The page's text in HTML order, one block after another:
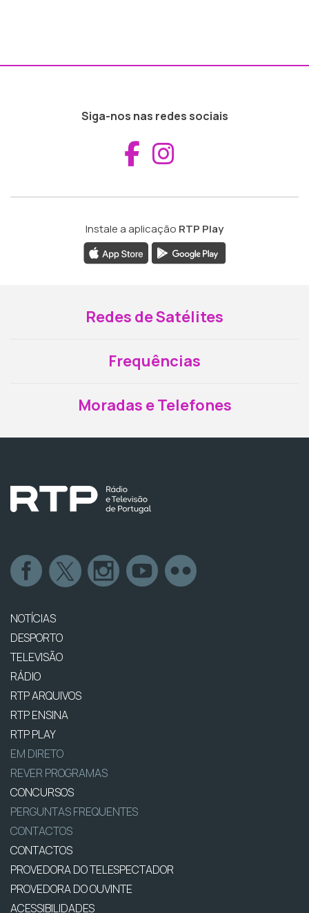
Siga-nos nas redes sociais
Aceder ao
Instale a aplicação RTP Play
Redes de Satélites
Frequências
Moradas e Telefones
NOTÍCIAS
DESPORTO
TELEVISÃO
RÁDIO
RTP ARQUIVOS
RTP ENSINA
RTP PLAY
EM DIRETO
REVER PROGRAMAS
CONCURSOS
PERGUNTAS FREQUENTES
CONTACTOS
CONTACTOS
PROVEDORA DO TELESPECTADOR
PROVEDORA DO OUVINTE
ACESSIBILIDADES